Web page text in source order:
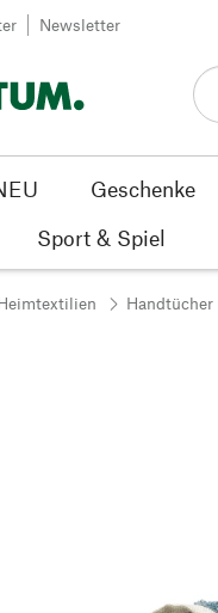
Newsletter
Geschenke
Sport & Spiel
Handtücher